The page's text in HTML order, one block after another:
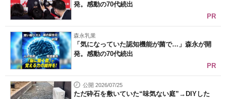
発。感動の70代続出
PR
森永乳業
「気になっていた認知機能が菌で…」森永が開
発。感動の70代続出
PR
公開 2026/07/25
ただ砕石を敷いていた“味気ない庭”→DIYした